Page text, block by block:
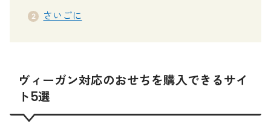
さいごに
ヴィーガン対応のおせちを購入できるサイ
ト5選